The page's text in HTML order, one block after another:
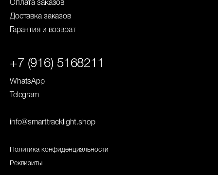
Оплата заказов
Доставка заказов
Гарантия и возврат
+7 (916) 5168211
WhatsApp
Telegram
info@smarttracklight.shop
Политика конфиденциальности
Реквизиты